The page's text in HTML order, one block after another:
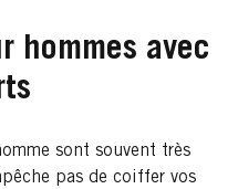
hommes avec
sont souvent très
pas de coiffer vos